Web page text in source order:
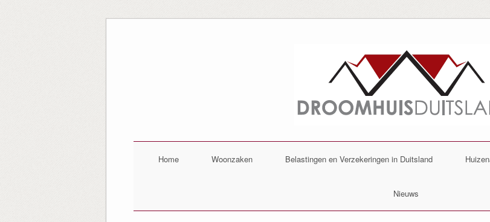
Home Woonzaken Belastingen en Verzekeringen in Duitsland
Nieuws